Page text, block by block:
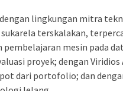
dengan lingkungan mitra
terskalakan,
mesin pada
proyek; dengan
dari portofolio; dan